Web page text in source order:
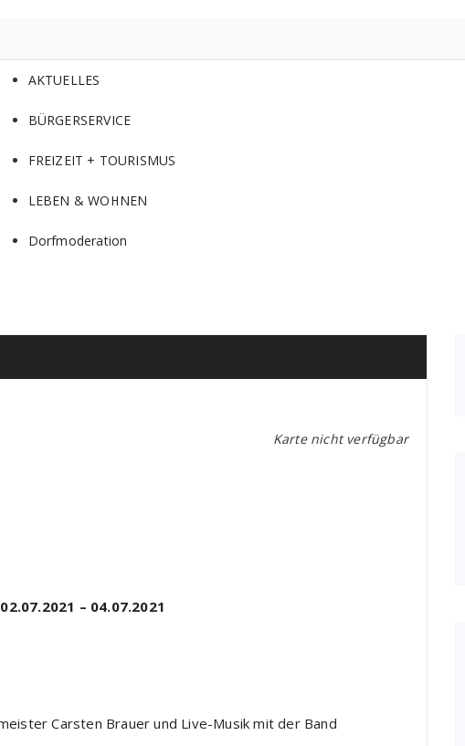
AKTUELLES
BÜRGERSERVICE
FREIZEIT + TOURISMUS
LEBEN & WOHNEN
Dorfmoderation
Karte nicht verfügbar
– 04.07.2021
Carsten Brauerund Live-Musik mitder Band